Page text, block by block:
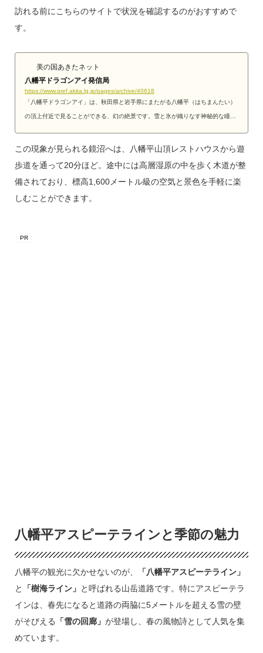
訪れる前にこちらのサイトで状況を確認するのがおすすめで
す。
美の国あきたネット
八幡平ドラゴンアイ発信局
https://www.pref.akita.lg.jp/pages/archive/40618
「八幡平ドラゴンアイ」は、秋田県と岩手県にまたがる八幡平（はちまんたい）
の頂上付近で見ることができる、幻の絶景です。雪と氷が織りなす神秘的な瞳
この現象が見られる鏡沼へは、八幡平山頂レストハウスから遊
歩道を通って20分ほど。途中には高層湿原の中を歩く木道が整
備されており、標高1,600メートル級の空気と景色を手軽に楽
しむことができます。
八幡平アスピーテラインと季節の魅力
八幡平の観光に欠かせないのが、
「八幡平アスピーテライン」
と
「樹海ライン」 と呼ばれる山岳道路です。特にアスピーテラ
インは、春先になると道路の両脇に5メートルを超える雪の壁
がそびえる
「雪の回廊」 が登場し、春の風物詩として人気を集
めています。